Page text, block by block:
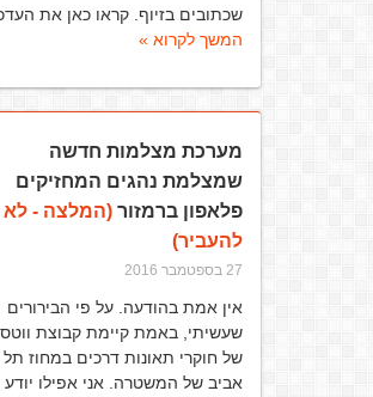
שכתובים בזיוף. קראו כאן את
המשך לקרוא »
מערכת מצלמות חדשה
שמצלמת נהגים המחזיקים
פלאפון ברמזור(המלצה - לא
להעביר)
27 בספטמבר 2016
אין אמת בהודעה. על פי הבירורים
שעשיתי, באמת קיימת קבוצת
של חוקרי תאונות דרכים במחוז תל
אביב של המשטרה. אני אפילו יודע